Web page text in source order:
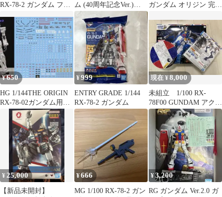
RX-78-2 ガンダム フィ
ム (40周年記念Ver.)
#1017
ガンダム オリジン 完成
¥650
HG 1/144THE ORIGIN
RX-78-02ガンダム用水
転写式デカール
¥999
ENTRY GRADE 1/144
RX-78-2 ガンダム
現在 ¥8,000
未組立 1/100 RX-
78F00 GUNDAM アクシ
ョンベース5付き
¥ 25,000
【新品未開封】
¥666
MG 1/100 RX-78-2 ガン
¥3,200
RG ガンダム Ver.2.0 ガ